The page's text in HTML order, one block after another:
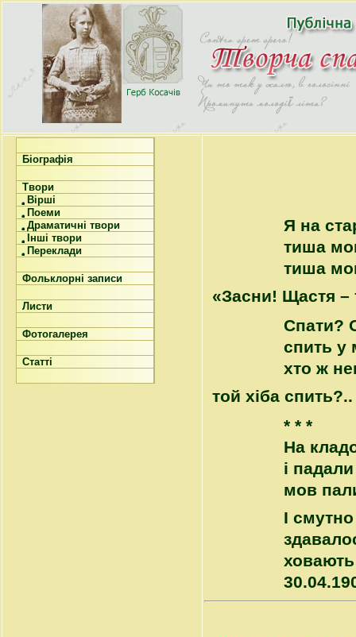
Біографія
Твори
Вірші
Поеми
Драматичні твори
Інші твори
Переклади
Фольклорні записи
Листи
Фотогалерея
Статті
Я на
тиша
тиша
«Засни! Щастя –
Спати?
спить у
хто ж
той хіба спить?..
* * *
На
і
мов
І